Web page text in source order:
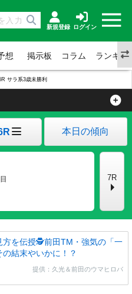
新規登録 ログイン
想 掲示板 コラム ランキン
サラ系3歳未勝利
本日の傾向
7R
方を伝授🕵前田TM・強気の「一
結末やいかに！？
提供：久光＆前田のウマヒロバ